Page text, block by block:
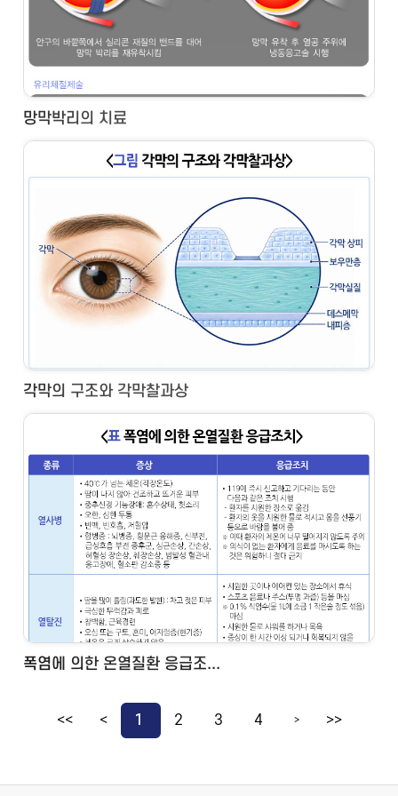
망막박리의 치료
각막의 구조와 각막찰과상
폭염에 의한 온열질환 응급조...
<< < 1 2 3 4 > >>